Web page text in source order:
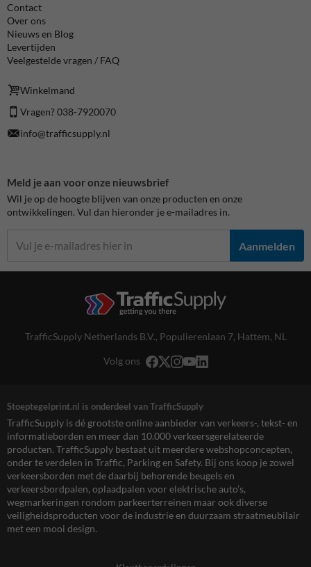
Contact
Over ons
Nieuws en Blog
Levertijden
Veelgestelde vragen / FAQ
Winkelmand
Vragen? 038-7920070
info@trafficsupply.nl
Meld je aan voor onze nieuwsbrief
Wil je op de hoogte blijven van onze producten en onze
ontwikkelingen. Vul dan hieronder je e-mailadres in.
Aanmelden
TrafficSupply Netherlands B.V., Populierenlaan 7, Hattem, NL
Volg ons
Stoeptegelprint.nl is onderdeel van TrafficSupply
TrafficSupply is dé grootste online aanbieder van verkeers-, tekst- en
informatieborden en meer dan 10.000 verkeersgerelateerde
producten. TrafficSupply bestaat uit meerdere webshopconcepten,
onder te verdelen in Traffic, Parking en Safety. Bij ons koop je zowel
verkeersborden met de daarbij behorende beugels en
verkeersbordpalen, oplaadpalen voor elektrische auto’s,
wegmarkeringen rondom parkeerterreinen maar ook diverse
veiligheidsproducten voor de industrie en duurzaam straatmeubilair
met een mooi design.